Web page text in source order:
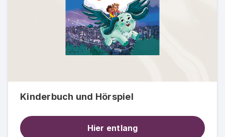
Kinderbuch und Hörspiel
Hier entlang